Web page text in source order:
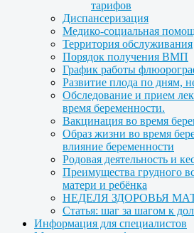
тарифов
Диспансеризация
Медико-социальная
Территория обслуживания
Порядок получения ВМП
График работы
Развитие плода по дням,
Обследование и прием
время беременности.
Вакцинация во время
Образ жизни во время
влияние беременности
Родовая деятельность и
Преимущества грудного
матери и ребёнка
НЕДЕЛЯ ЗДОРОВЬЯ
Статья: шаг за шагом к
Информация для специалистов